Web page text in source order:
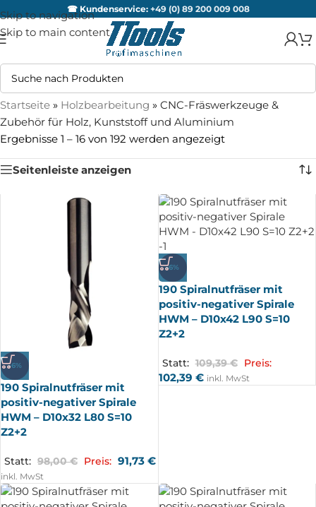
Skip to navigation
Skip to main content
☎ Kundenservice: +49 (0) 89 200 009 008
Startseite » Holzbearbeitung » CNC-Fräswerkzeuge &
Zubehör für Holz, Kunststoff und Aluminium
Ergebnisse 1 – 16 von 192 werden angezeigt
Seitenleiste anzeigen
-6%
190 Spiralnutfräser mit
positiv-negativer Spirale
HWM – D10x32 L80 S=10
Z2+2
Statt: 98,00€ Preis: 91,73 €
inkl. MwSt
-6%
190 Spiralnutfräser mit
positiv-negativer Spirale
HWM – D10x42 L90 S=10
Z2+2
Statt: 109,39€ Preis:
102,39 € inkl. MwSt